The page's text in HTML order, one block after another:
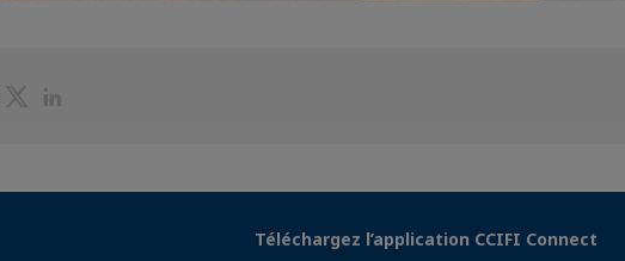
Partager
Téléchargez l’application CCIFI Connect